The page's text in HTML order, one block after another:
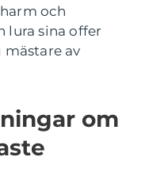
och
lura sina offer
av
om